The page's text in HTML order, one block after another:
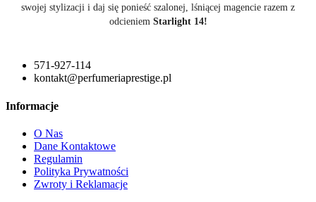
swojej stylizacji i daj się ponieść szalonej, lśniącej magencie razem z
odcieniem Starlight 14!
571-927-114
kontakt@perfumeriaprestige.pl
Informacje
O Nas
Dane Kontaktowe
Regulamin
Polityka Prywatności
Zwroty i Reklamacje